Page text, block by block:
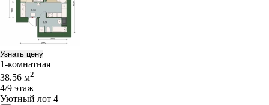
Узнать цену
1-комнатная
38.56 м2
4/9 этаж
Уютный лот 4